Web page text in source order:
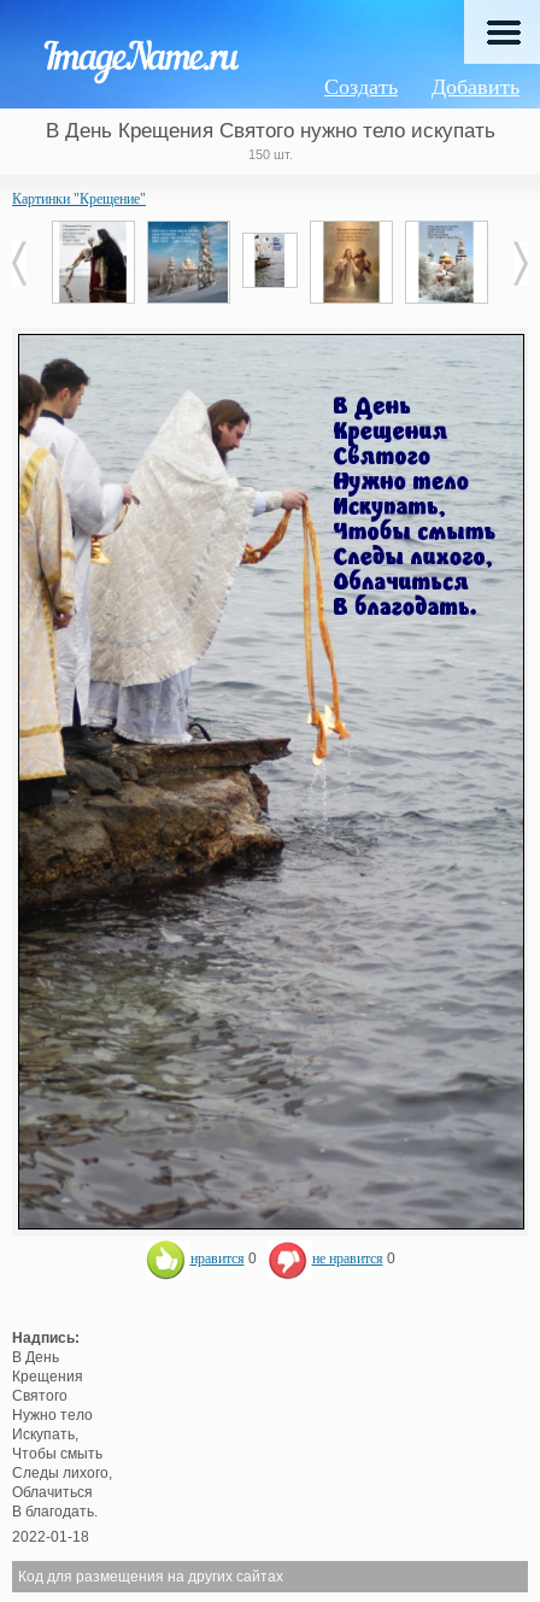
Добавить
Создать
В День Крещения Святого нужно тело искупать
150 шт.
Картинки "Крещение"
нравится 0 не нравится 0
Надпись:
В День
Крещения
Святого
Нужно тело
Искупать,
Чтобы смыть
Следы лихого,
Облачиться
В благодать.
2022-01-18
Код для размещения на других сайтах